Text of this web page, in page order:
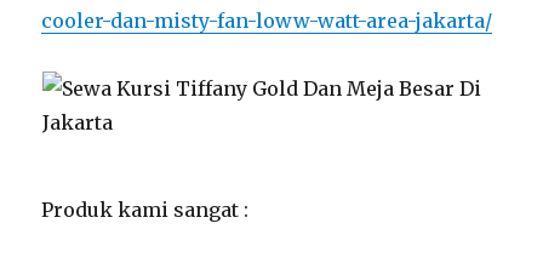
cooler-dan-misty-fan-loww-watt-area-jakarta/
Produk kami sangat :